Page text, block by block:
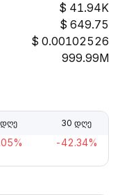
41.94K
649.75
0.00102526
999.99M
30 დღე
-42.34%